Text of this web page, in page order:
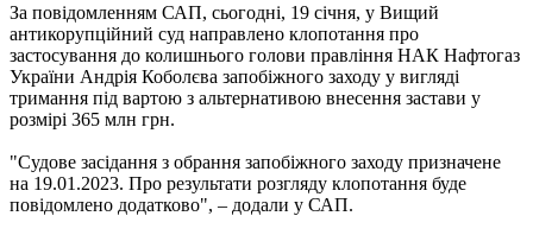
За повідомленням САП, сьогодні, 19 січня, у Вищий
антикорупційний суд направлено клопотання про
застосування до колишнього голови правління НАК Нафтогаз
України Андрія Коболєва запобіжного заходу у вигляді
тримання під вартою з альтернативою внесення застави у
розмірі 365 млн грн.
"Судове засідання з обрання запобіжного заходу призначене
на 19.01.2023. Про результати розгляду клопотання буде
повідомлено додатково", – додали у САП.